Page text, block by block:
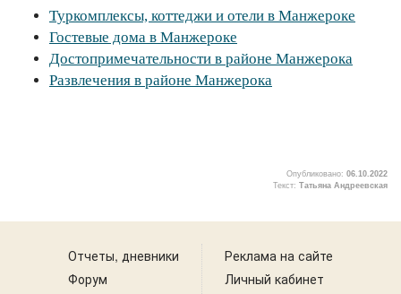
Туркомплексы, коттеджи и отели в Манжероке
Гостевые дома в Манжероке
Достопримечательности в районе Манжерока
Развлечения в районе Манжерока
Опубликовано: 06.10.2022
Текст: Татьяна Андреевская
Отчеты, дневники
Форум
Реклама на сайте
Личный кабинет